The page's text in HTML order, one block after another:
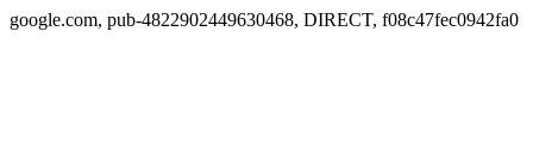
google.com, pub-4822902449630468, DIRECT, f08c47fec0942fa0